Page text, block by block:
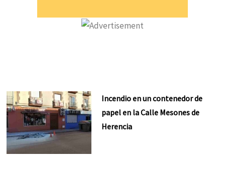
Incendio en un contenedor de
papel en la Calle Mesones de
Herencia